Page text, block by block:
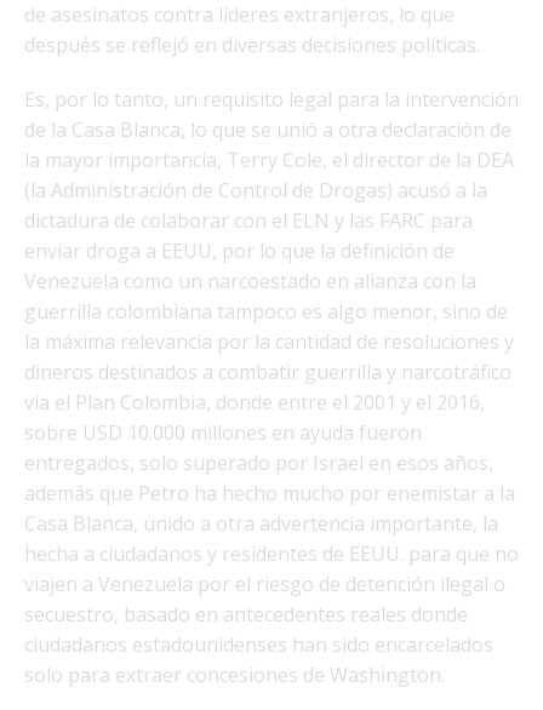
de asesinatos contra líderes extranjeros, lo que
después se reflejó en diversas decisiones políticas.
Es, por lo tanto, un requisito legal para la intervención
de la Casa Blanca, lo que se unió a otra declaración de
la mayor importancia, Terry Cole, el director de la DEA
(la Administración de Control de Drogas) acusó a la
dictadura de colaborar con el ELN y las FARC para
enviar droga a EEUU, por lo que la definición de
Venezuela como un narcoestado en alianza con la
guerrilla colombiana tampoco es algo menor, sino de
la máxima relevancia por la cantidad de resoluciones y
dineros destinados a combatir guerrilla y narcotráfico
vía el Plan Colombia, donde entre el 2001 y el 2016,
sobre USD 10.000 millones en ayuda fueron
entregados, solo superado por Israel en esos años,
además que Petro ha hecho mucho por enemistar a la
Casa Blanca, unido a otra advertencia importante, la
hecha a ciudadanos y residentes de EEUU. para que no
viajen a Venezuela por el riesgo de detención ilegal o
secuestro, basado en antecedentes reales donde
ciudadanos estadounidenses han sido encarcelados
solo para extraer concesiones de Washington.